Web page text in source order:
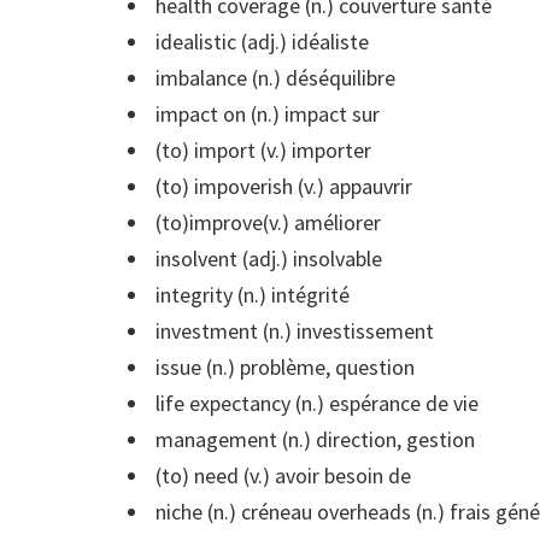
idealistic (adj.) idéaliste
imbalance (n.) déséquilibre
impact on (n.) impact sur
(to) import (v.) importer
(to) impoverish (v.) appauvrir
(to)improve(v.) améliorer
insolvent (adj.) insolvable
integrity (n.) intégrité
investment (n.) investissement
issue (n.) problème, question
life expectancy (n.) espérance de vie
management (n.) direction, gestion
(to) need (v.) avoir besoin de
niche (n.) créneau overheads (n.) frais